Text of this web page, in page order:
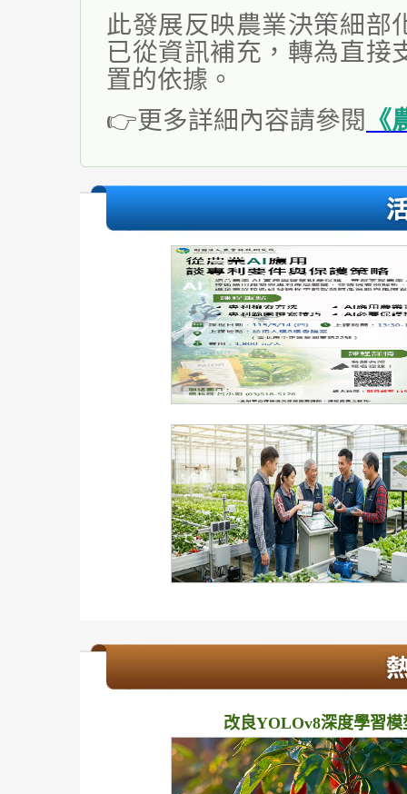
此發展反映農業決策細部
已從資訊補充，轉為直接
置的依據。
👉更多詳細內容請參閱 《
改良YOLOv8深度學習